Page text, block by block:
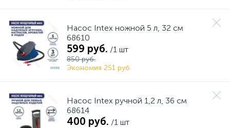
Насос Intex ножной 5 л, 32 см
68610
599 руб. /1 шт
850 руб.
Экономия 251 руб.
Насос Intex ручной 1,2 л, 36 см
68614
400 руб. /1 шт